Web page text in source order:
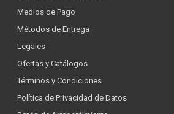
Medios de Pago
Métodos de Entrega
Legales
Ofertas y Catálogos
Términos y Condiciones
Política de Privacidad de Datos